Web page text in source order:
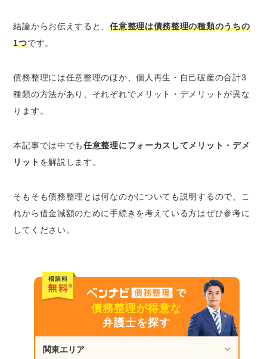
2.個人再生のメリット・デメリット
たときの3つの判断基準
1.安定的な収入があるかどうか
任意整理を依頼できる専門家の違い｜弁護士と
1.弁護士｜金額に関係なく任意整理を依頼で
を依頼できる
債務整理で探そう！
結論からお伝えすると、任意整理は債務整理の種類のうちの
1つです。
債務整理には任意整理のほか、個人再生・自己破産の合計3
種類の方法があり、それぞれでメリット・デメリットが異な
ります。
本記事では中でも任意整理にフォーカスしてメリット・デメ
リット を解説します。
そもそも債務整理とは何なのかについても説明するので、こ
れから借金減額のために手続きを考えている方はぜひ参考に
してください。
債務整理が得意な
弁護士を探す
関東エリア